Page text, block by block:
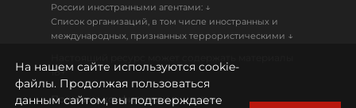
России иностранными агентами: ↓
Список организаций, в том числе иностранных и
международных, признанных террористическими ↓
18+
Политика конфиденциальности
На нашем сайте используются cookie-
файлы. Продолжая пользоваться
данным сайтом, вы подтверждаете